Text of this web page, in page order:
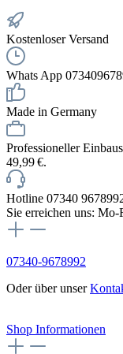
Kostenloser Versand
Whats App
Made in Germany
Professioneller
49,99 €.
Hotline 07340
Sie erreichen uns:
07340-9678992
Oder über unser
Shop Informationen